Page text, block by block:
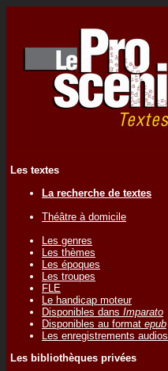
Les textes
La recherche de textes
Théâtre à domicile
Les genres
Les thèmes
Les époques
Les troupes
FLE
Le handicap moteur
Disponibles dans Imparato
Disponibles au format epub
Les enregistrements audios
Les bibliothèques privées